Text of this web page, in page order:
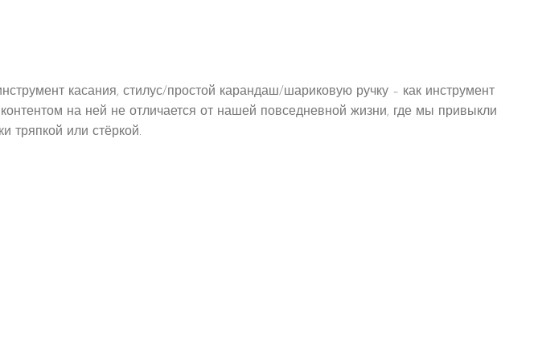
касания, стилус/простой карандаш/шариковую ручку – как инструмент
на ней не отличается от нашей повседневной жизни, где мы привыкли
тряпкой или стёркой.